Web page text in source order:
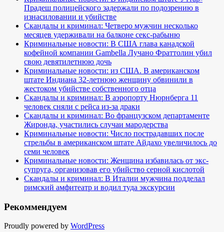
Прадеш полицейского задержали по подозрению в
изнасиловании и убийстве
Скандалы и криминал: Четверо мужчин несколько
месяцев удерживали на балконе секс-рабыню
Криминальные новости: В США глава канадской
кофейной компании Gambella Лучано Фраттолин убил
свою девятилетнюю дочь
Криминальные новости: из США. В американском
штате Индиана 32-летнюю женщину обвинили в
жестоком убийстве собственного отца
Скандалы и криминал: В аэропорту Нюрнберга 11
человек сняли с рейса из-за драки
Скандалы и криминал: Во французском департаменте
Жиронда, участились случаи мародерства
Криминальные новости: Число пострадавших после
стрельбы в американском штате Айдахо увеличилось до
семи человек
Криминальные новости: Женщина избавилась от экс-
супруга, организовав его убийство серной кислотой
Скандалы и криминал: В Италии мужчина подделал
римский амфитеатр и водил туда экскурсии
Рекоммендуем
Proudly powered by WordPress